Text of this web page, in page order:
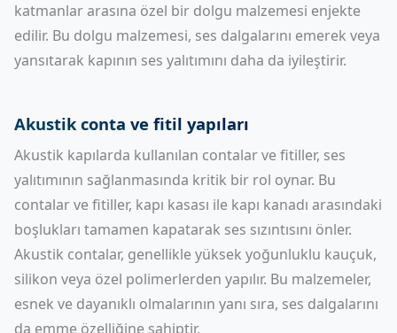
katmanlar arasına özel bir dolgu malzemesi enjekte
edilir. Bu dolgu malzemesi, ses dalgalarını emerek veya
yansıtarak kapının ses yalıtımını daha da iyileştirir.
Akustik conta ve fitil yapıları
Akustik kapılarda kullanılan contalar ve fitiller, ses
yalıtımının sağlanmasında kritik bir rol oynar. Bu
contalar ve fitiller, kapı kasası ile kapı kanadı arasındaki
boşlukları tamamen kapatarak ses sızıntısını önler.
Akustik contalar, genellikle yüksek yoğunluklu kauçuk,
silikon veya özel polimerlerden yapılır. Bu malzemeler,
esnek ve dayanıklı olmalarının yanı sıra, ses dalgalarını
da emme özelliğine sahiptir.